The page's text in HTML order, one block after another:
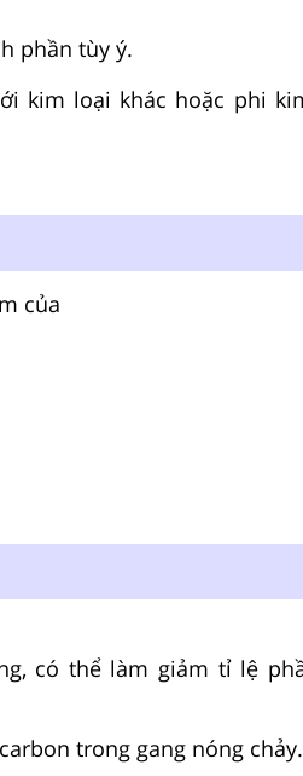
phần tùy ý.
kim loại khác hoặc phi
của
có thể làm giảm tỉ lệ
trong gang nóng chảy.